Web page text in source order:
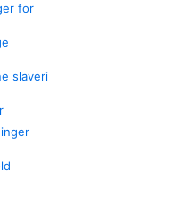
for
slaveri